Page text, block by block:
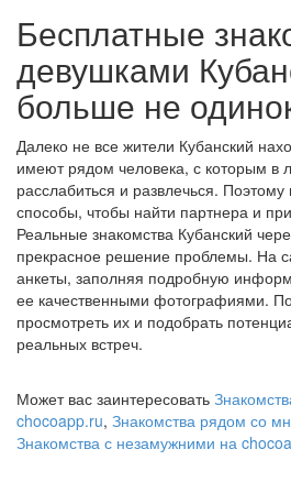
Бесплатные
девушками
больше не
Далеко не все жители Кубанский
имеют рядом человека, с которым
расслабиться и развлечься.
способы, чтобы найти партнера и
Реальные знакомства Кубанский
прекрасное решение проблемы. На
анкеты, заполняя подробную
ее качественными фотографиями.
просмотреть их и подобрать
реальных встреч.
Может вас заинтересовать
chocoapp.ru, Знакомства рядом со
Знакомства с незамужними на